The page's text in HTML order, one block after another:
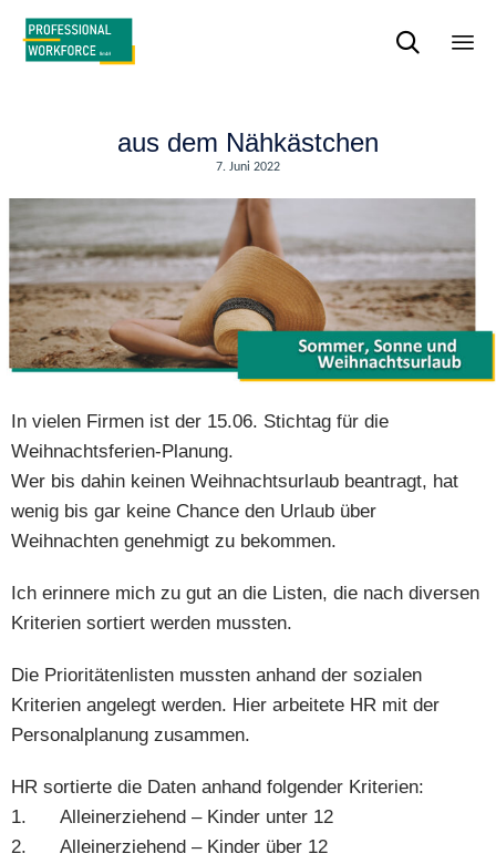

aus dem Nähkästchen
7. Juni 2022
In vielen Firmen ist der 15.06. Stichtag für die
Weihnachtsferien-Planung.
Wer bis dahin keinen Weihnachtsurlaub beantragt, hat
wenig bis gar keine Chance den Urlaub über
Weihnachten genehmigt zu bekommen.
Ich erinnere mich zu gut an die Listen, die nach diversen
Kriterien sortiert werden mussten.
Die Prioritätenlisten mussten anhand der sozialen
Kriterien angelegt werden. Hier arbeitete HR mit der
Personalplanung zusammen.
HR sortierte die Daten anhand folgender Kriterien:
1. Alleinerziehend – Kinder unter 12
2. Alleinerziehend – Kinder über 12